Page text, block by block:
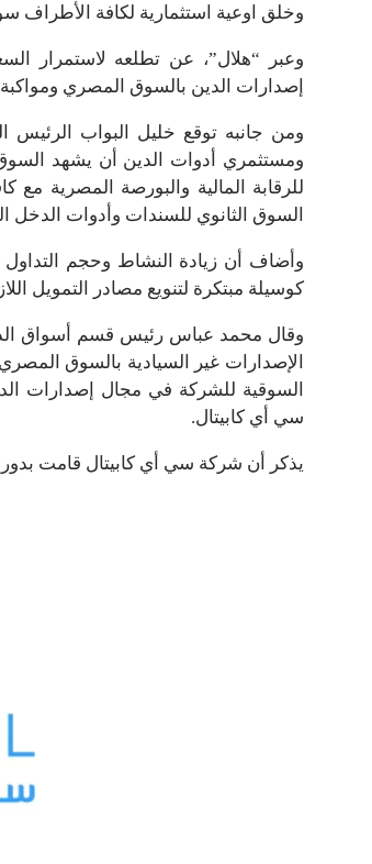
وخلق اوعية استثمارية لكافة الأطراف
وعبر “هلال”، عن تطلعه لاستمرار
إصدارات الدين بالسوق المصري
ومن جانبه توقع خليل البواب
ومستثمري أدوات الدين أن يشهد
للرقابة المالية والبورصة المصرية
السوق الثانوي للسندات وأدوات الدخل
وأضاف أن زيادة النشاط وحجم
كوسيلة مبتكرة لتنويع مصادر التمويل
السوقية للشركة في مجال إصدارات
سي أي كابيتال.
يذكر أن شركة سي أي كابيتال قامت